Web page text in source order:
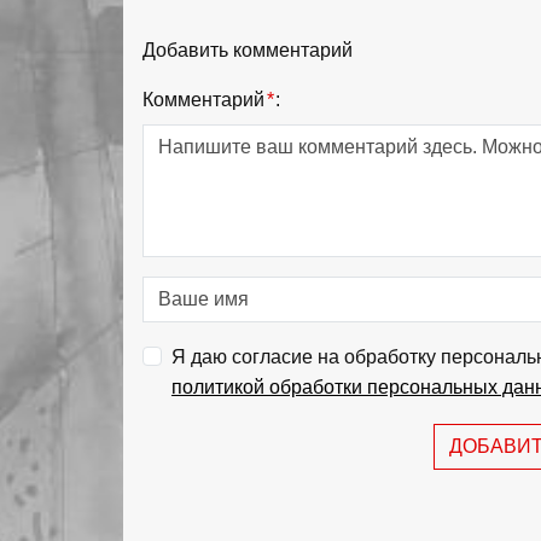
Добавить комментарий
Комментарий*:
Я даю согласие на обработку
политикой обработки персональных